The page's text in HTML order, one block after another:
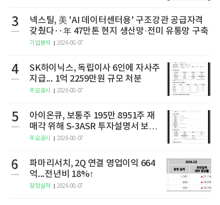
3
넥스틸, 美 'AI 데이터센터용' 구조강관 공급자격
갖췄다‥年 47만톤 현지 생산망·전미 유통망 구축
기업분석 2026-08-07
4
SK하이닉스, 독립이사 6인에 자사주
지급... 1억 2259만원 규모 처분
주요공시 2026-08-07
5
아이온큐, 보통주 195만 8951주 재
매각 위해 S-3ASR 투자설명서 보충
서 제출
주요공시 2026-08-07
6
파마리서치, 2Q 연결 영업이익 664
억...전년비 18%↑
잠정실적 2026-08-07